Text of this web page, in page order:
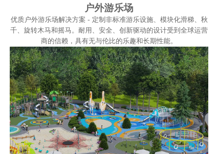
户外游乐场
优质户外游乐场解决方案 - 定制非标准游乐设施、模块化滑梯、秋
千、旋转木马和摇马。耐用、安全、创新驱动的设计受到全球运营
商的信赖，具有无与伦比的乐趣和长期性能。